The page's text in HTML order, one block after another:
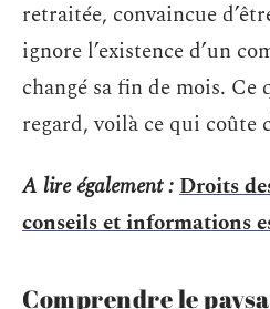
retraitée, convaincue
ignore l’existence d’un
changé sa fin de mois. Ce
regard, voilà ce qui coûte
A lire également :Droits
conseils et informations
Comprendre le